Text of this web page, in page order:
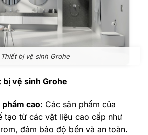
Thiết bị vệ sinh Grohe
vệ sinh Grohe
cao: Các sản phẩm của
tạo từ các vật liệu cao cấp như
đảm bảo độ bền và an toàn.